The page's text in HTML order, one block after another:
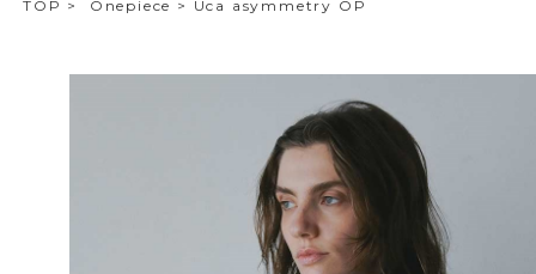
TOP > Onepiece > Uca asymmetry OP